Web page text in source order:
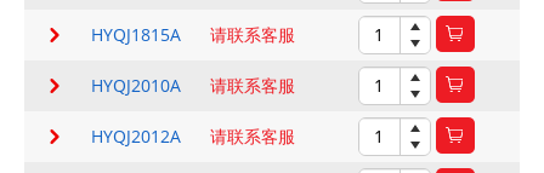
HYQJ1815A 请联系客服
HYQJ2010A 请联系客服
HYQJ2012A 请联系客服